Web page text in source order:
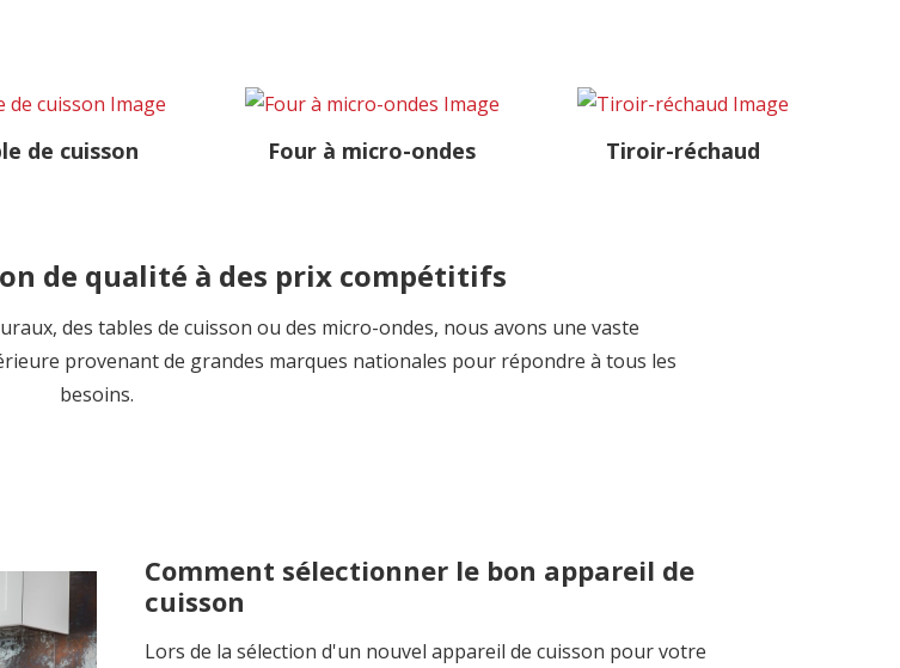
de cuisson Four à micro-ondes Tiroir-réchaud
de qualité à des prix compétitifs
des tables de cuisson ou des micro-ondes, nous avons une vaste
provenant de grandes marques nationales pour répondre à tous les
besoins.
Comment sélectionner le bon appareil de
cuisson
Lors de la sélection d'un nouvel appareil de cuisson pour votre